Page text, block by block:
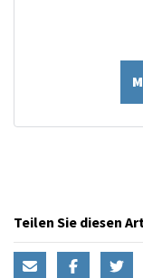
Teilen Sie diesen